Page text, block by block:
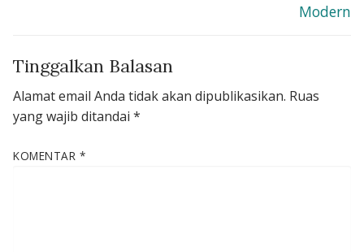
Modern
Tinggalkan Balasan
Alamat email Anda tidak akan dipublikasikan. Ruas
yang wajib ditandai *
KOMENTAR *